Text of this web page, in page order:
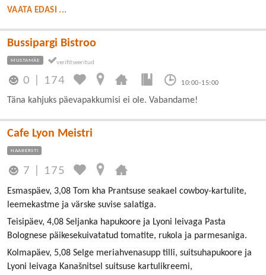
VAATA EDASI ...
Bussipargi Bistroo
MUSTAMÄE
0 174 10:00-15:00
Täna kahjuks päevapakkumisi ei ole. Vabandame!
Cafe Lyon Meistri
HAABERSTI
7 175
Esmaspäev, 3,08 Tom kha Prantsuse seakael cowboy-kartulite,
leemekastme ja värske suvise salatiga.
Teisipäev, 4,08 Seljanka hapukoore ja Lyoni leivaga Pasta
Bolognese päikesekuivatatud tomatite, rukola ja parmesaniga.
Kolmapäev, 5,08 Selge meriahvenasupp tilli, suitsuhapukoore ja
Lyoni leivaga Kanašnitsel suitsuse kartulikreemi,